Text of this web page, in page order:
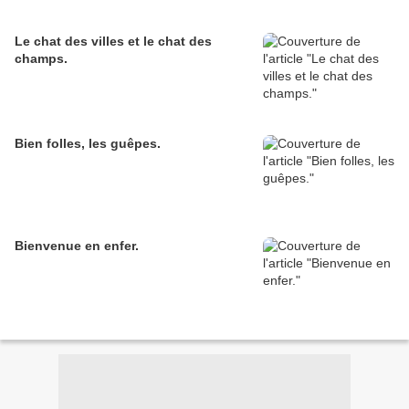
Le chat des villes et le chat des
champs.
Bien folles, les guêpes.
Bienvenue en enfer.